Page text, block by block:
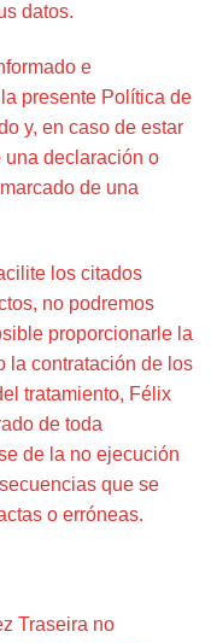
datos.
e
presente Política de
y, en caso de estar
una declaración o
de una
los citados
no podremos
proporcionarle la
la contratación de los
tratamiento, Félix
de toda
de la no ejecución
que se
o erróneas.
Traseira no